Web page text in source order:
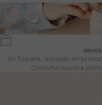
En España, excepto en
Consulta nuestra